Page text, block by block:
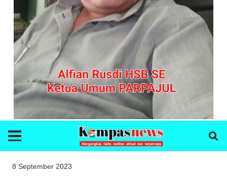
8 September 2023